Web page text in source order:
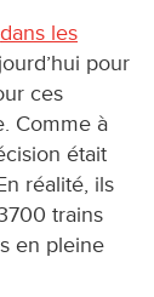
dans les
pour
ces
Comme à
était
réalité, ils
trains
en pleine